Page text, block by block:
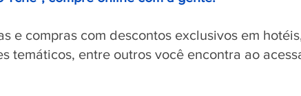
e compras com descontos exclusivos em
temáticos, entre outros você encontra ao